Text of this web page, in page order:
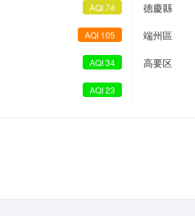
AQI 74 德慶縣
AQI 105 端州區
AQI 34 高要区
AQI 23